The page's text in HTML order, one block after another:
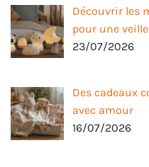
Découvrir les
pour une
23/07/2026
Des cadeaux
avec amour
16/07/2026